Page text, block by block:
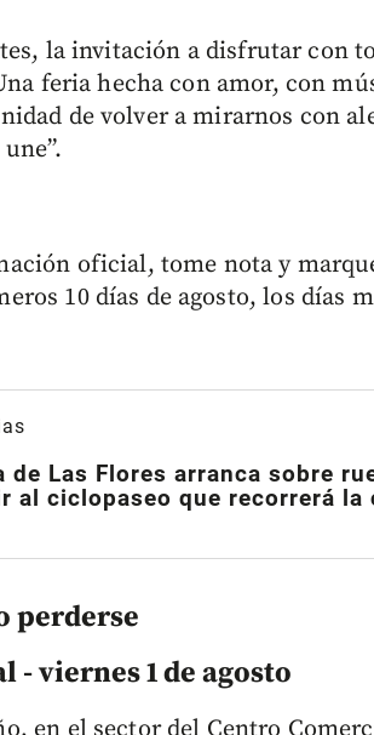
la invitación a disfrutar con
feria hecha con amor, con
de volver a mirarnos con
oficial, tome nota y
10 días de agosto, los días
de Las Flores arranca sobre
al ciclopaseo que recorrerá la
perderse
viernes 1 de agosto